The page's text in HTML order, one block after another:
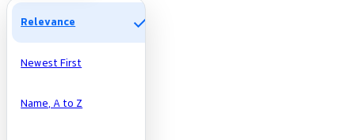
Manufacturers
Relevance check
Newest First
Name, A to Z